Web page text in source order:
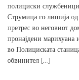
полициски
Струмица го лишија
претрес во неговиот
пронајдени
во Полициската
обвинител […]